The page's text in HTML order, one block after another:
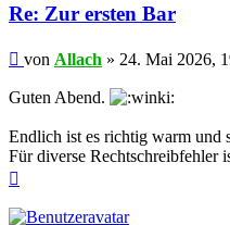
Re: Zur ersten Bar
Beitrag
von Allach » 24. Mai 2026,
Guten Abend.
Endlich ist es richtig warm und
Für diverse Rechtschreibfehler